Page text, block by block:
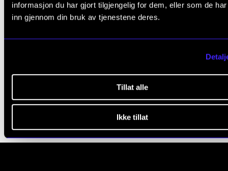
informasjon du har gjort tilgjengelig for dem, eller som de
inn gjennom din bruk av tjenestene deres.
Tillat alle
Ikke tillat
h
i
s
l
b
Styremøte 12. desember 2024
Styremøte 8. juni 2023
Styremøte 13. oktober 2022